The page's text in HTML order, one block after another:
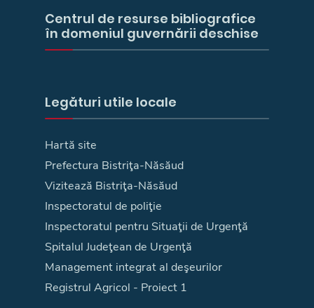
Centrul de resurse bibliografice
în domeniul guvernării deschise
Legături utile locale
Hartă site
Prefectura Bistriţa-Năsăud
Vizitează Bistriţa-Năsăud
Inspectoratul de poliţie
Inspectoratul pentru Situaţii de Urgenţă
Spitalul Judeţean de Urgenţă
Management integrat al deşeurilor
Registrul Agricol - Proiect 1